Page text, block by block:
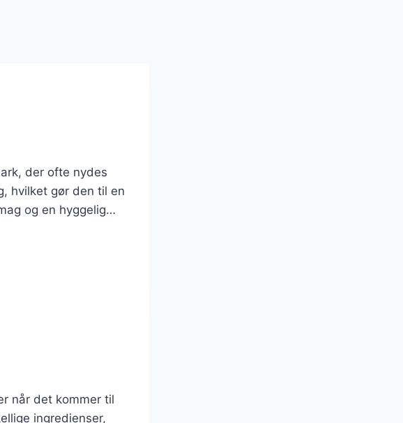
der ofte nydes
hvilket gør den til en
og en hyggelig…
når det kommer til
ingredienser,